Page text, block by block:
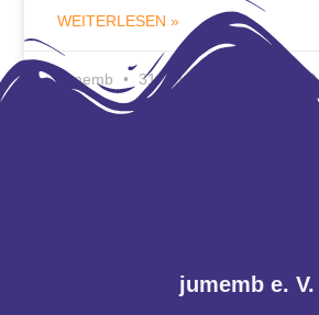
WEITERLESEN »
jumemb 31. August 2025 12:40
jumemb e. V.